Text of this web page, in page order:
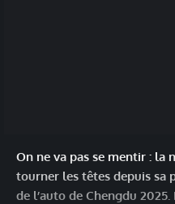
On ne va pas se mentir :
tourner les têtes depuis sa
de l’auto de Chengdu